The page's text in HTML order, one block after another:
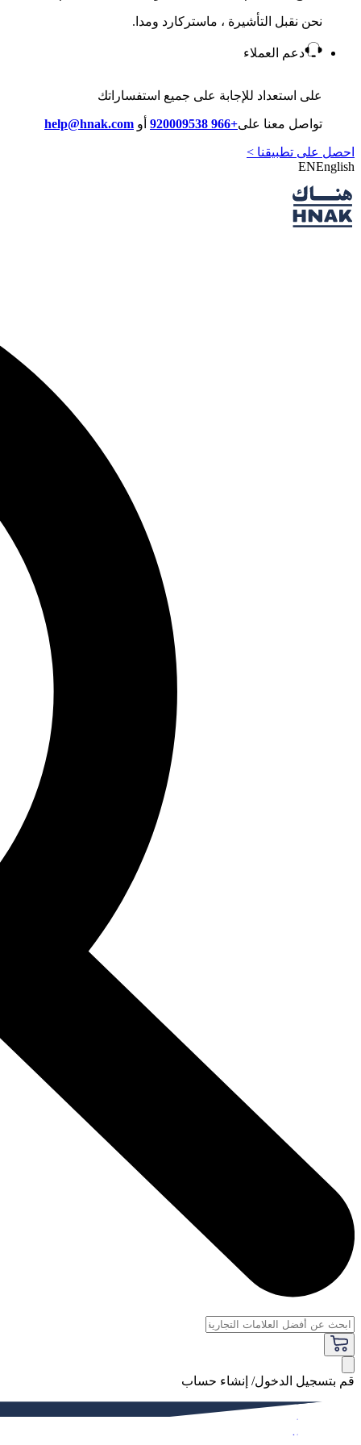
نحن نقبل التأشيرة ، ماستركارد ومدا.
دعم العملاء
على استعداد للإجابة على جميع استفساراتك
تواصل معنا على+966 920009538 أو help@hnak.com
احصل على تطبيقنا >
ENEnglish
قم بتسجيل الدخول/ إنشاء حساب
فاخر
النساء
الرجال